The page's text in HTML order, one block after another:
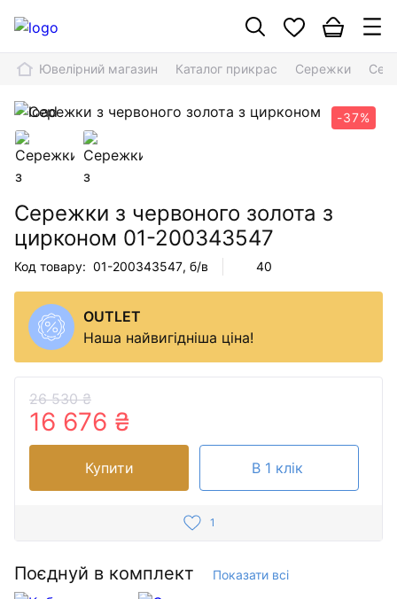
Ювелірний магазин Каталог прикрас Сережки
-37%
Сережки з червоного золота з
цирконом 01-200343547
Код товару: 01-200343547, б/в 40
OUTLET
Наша найвигідніша ціна!
26 530 ₴
16 676 ₴
Купити В 1 клік
1
Поєднуй в комплект Показати всі